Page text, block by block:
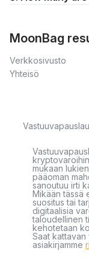
MoonBag
Verkkosivusto
Yhteisö
mukaan
pääoman
sanoutuu irti
Mikään tässä
suositus tai
digitaalisia
taloudellinen
kehotetaan
Saat kattavan
asiakirjamme